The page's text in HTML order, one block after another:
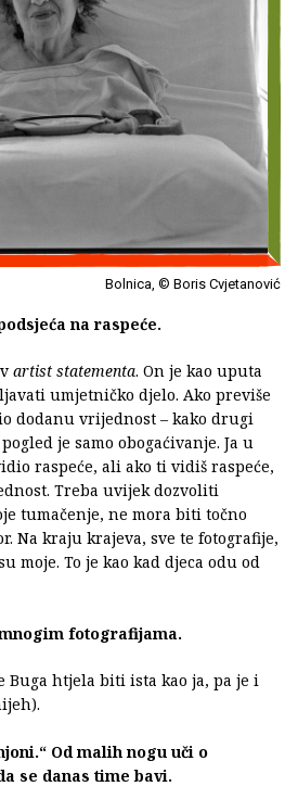
Bolnica, © Boris Cvjetanović
na raspeće.
artist statementa. On je kao uputa
umjetničko djelo. Ako previše
dodanu vrijednost – kako drugi
je samo obogaćivanje. Ja u
raspeće, ali ako ti vidiš raspeće,
Treba uvijek dozvoliti
tumačenje, ne mora biti točno
Na kraju krajeva, sve te fotografije,
moje. To je kao kad djeca odu od
fotografijama.
htjela biti ista kao ja, pa je i
Od malih nogu uči o
se danas time bavi.